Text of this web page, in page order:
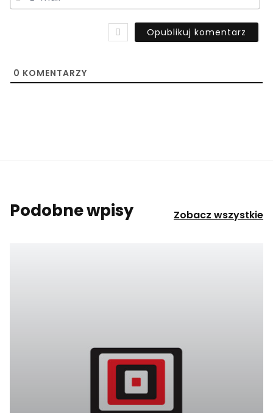
0 KOMENTARZY
Podobne wpisy Zobacz wszystkie